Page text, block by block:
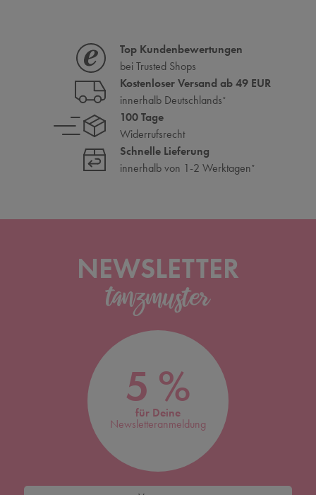
Top Kundenbewertungen
bei Trusted Shops
Kostenloser Versand ab 49 EUR
innerhalb Deutschlands*
100 Tage
Widerrufsrecht
Schnelle Lieferung
innerhalb von 1-2 Werktagen*
NEWSLETTER
5 %
für Deine
Newsletteranmeldung